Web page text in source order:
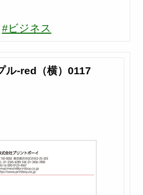
#ビジネス
ル-red（横）0117